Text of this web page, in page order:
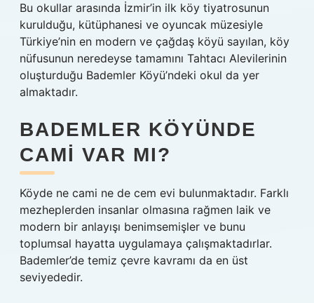
Bu okullar arasında İzmir’in ilk köy tiyatrosunun
kurulduğu, kütüphanesi ve oyuncak müzesiyle
Türkiye’nin en modern ve çağdaş köyü sayılan, köy
nüfusunun neredeyse tamamını Tahtacı Alevilerinin
oluşturduğu Bademler Köyü’ndeki okul da yer
almaktadır.
BADEMLER KÖYÜNDE
CAMI VAR MI?
Köyde ne cami ne de cem evi bulunmaktadır. Farklı
mezheplerden insanlar olmasına rağmen laik ve
modern bir anlayışı benimsemişler ve bunu
toplumsal hayatta uygulamaya çalışmaktadırlar.
Bademler’de temiz çevre kavramı da en üst
seviyededir.